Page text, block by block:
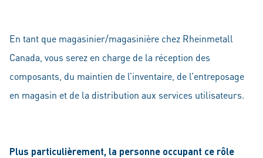
En tant que magasinier/magasinière chez Rheinmetall
Canada, vous serez en charge de la réception des
composants, du maintien de l’inventaire, de l’entreposage
en magasin et de la distribution aux services utilisateurs.
Plus particulièrement, la personne occupant ce rôle